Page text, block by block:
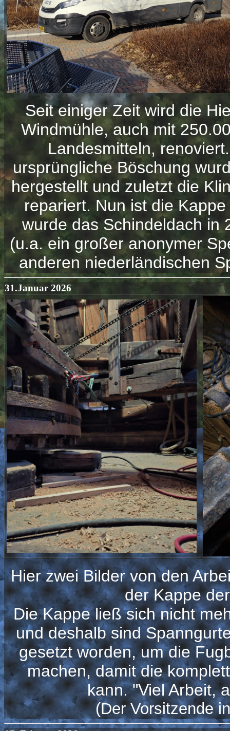
Seit einiger Zeit wird die
Windmühle, auch mit
Landesmitteln,
ursprüngliche Böschung
hergestellt und zuletzt die
repariert. Nun ist die
wurde das Schindeldach in
(u.a. ein großer anonymer
anderen niederländischen
31.Januar 2026
Hier zwei Bilder von den
der Kappe
Die Kappe ließ sich nicht
und deshalb sind
gesetzt worden, um die
machen, damit die
kann. "Viel Arbeit,
(Der Vorsitzende